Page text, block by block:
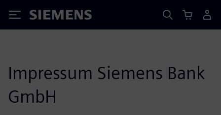
Siemens
Impressum Siemens Bank
GmbH